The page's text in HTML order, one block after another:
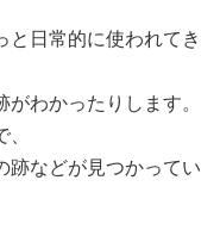
と日常的に使われてき
わかったりします。
跡などが見つかってい